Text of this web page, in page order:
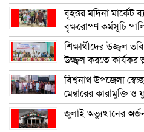
বৃহত্তর মদিনা মার্কেট
বৃক্ষরোপণ কর্মসূচি
শিক্ষার্থীদের উজ্জ্বল
উজ্জ্বল করতে কার্যকর
বিশ্বনাথ উপজেলা
মেম্বারের কারামুক্তি
জুলাই অভ্যুত্থানের